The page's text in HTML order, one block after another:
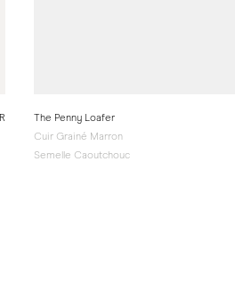
The Penny Loafer
Cuir Grainé Marron
Semelle Caoutchouc